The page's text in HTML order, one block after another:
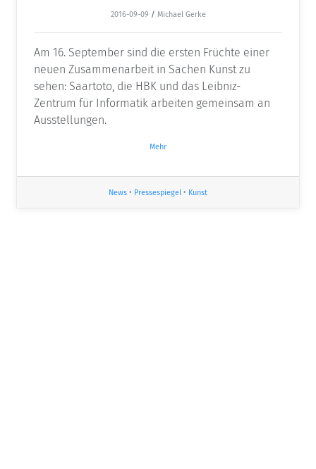
2016-09-09 / Michael Gerke
Am 16. September sind die ersten Früchte einer
neuen Zusammenarbeit in Sachen Kunst zu
sehen: Saartoto, die HBK und das Leibniz-
Zentrum für Informatik arbeiten gemeinsam an
Ausstellungen.
Mehr
News • Pressespiegel • Kunst